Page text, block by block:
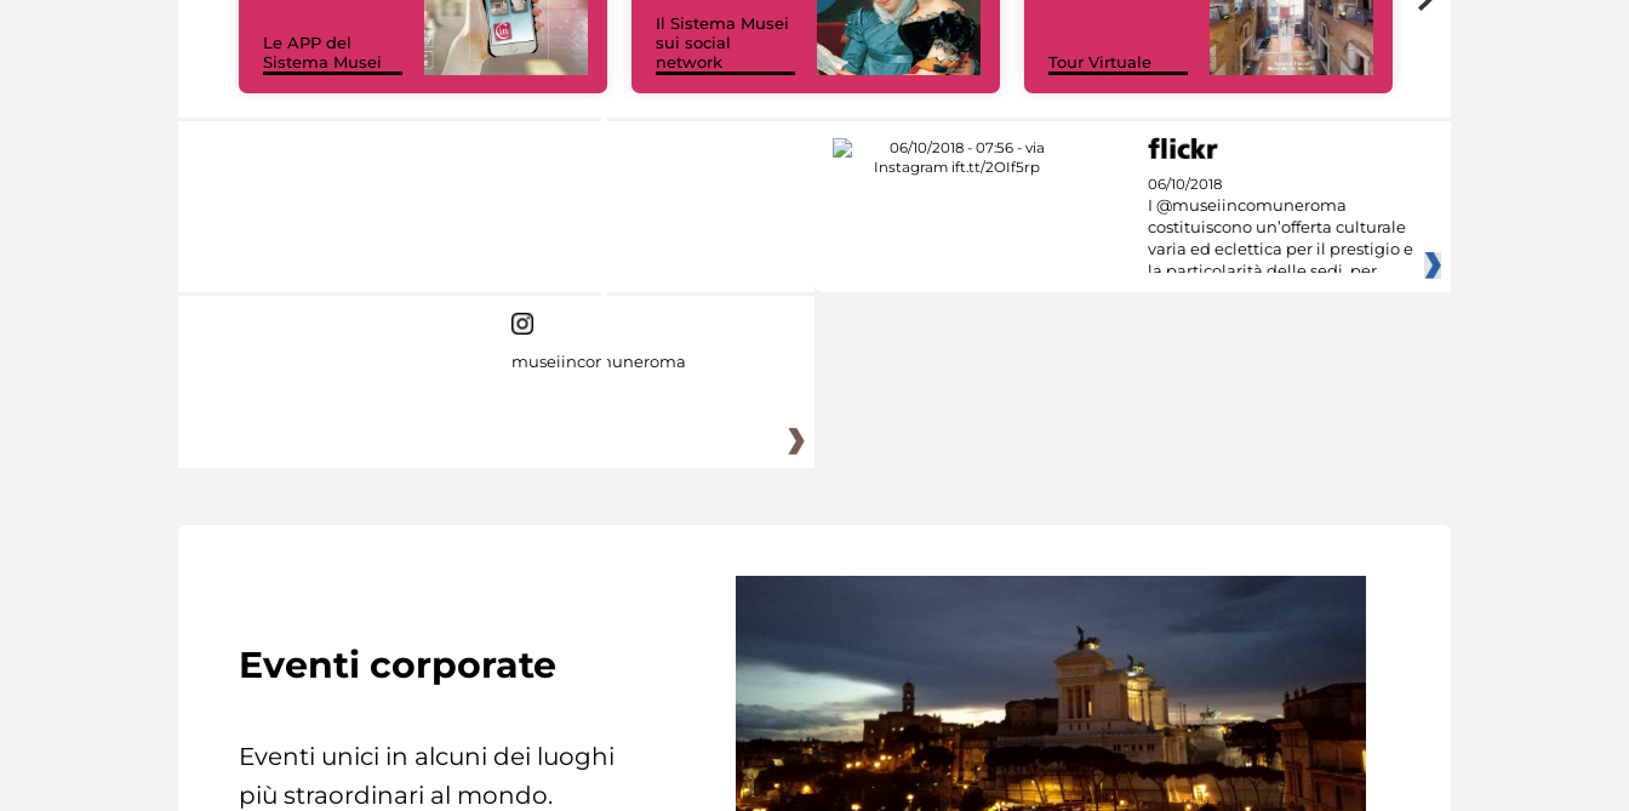
Le APP del
Sistema Musei
Il Sistema Musei
sui social
network
Tour Virtuale
06/10/2018
I @museiincomuneroma
costituiscono un’offerta culturale
varia ed eclettica per il prestigio e
la particolarità delle sedi, per
museiincomuneroma
Eventi corporate
Eventi unici in alcuni dei luoghi
più straordinari al mondo.